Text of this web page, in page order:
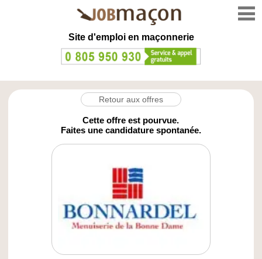
Site d'emploi en maçonnerie
Retour aux offres
Cette offre est pourvue.
Faites une candidature spontanée.